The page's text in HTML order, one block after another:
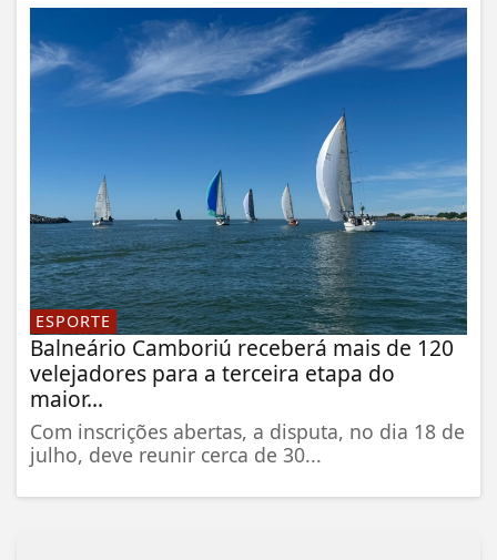
ESPORTE
Balneário Camboriú receberá mais de 120
velejadores para a terceira etapa do
maior...
Com inscrições abertas, a disputa, no dia 18 de
julho, deve reunir cerca de 30...